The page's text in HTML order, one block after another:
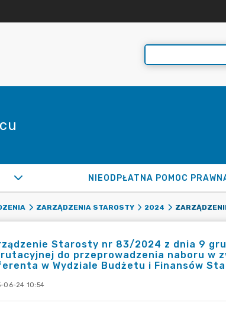
NIEODPŁATNA POMOC
ZARZĄDZENIA STAROSTY 2024
Starosty nr 83/2024 z dnia 9
do przeprowadzenia naboru w
w Wydziale Budżetu i Finansów
06-24 10:54